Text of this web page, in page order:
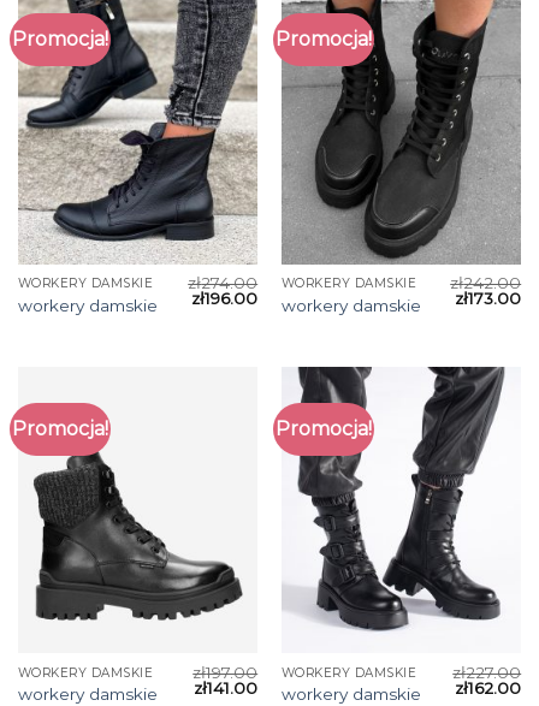
Promocja!
WORKERY DAMSKIE
workery damskie
zł274.00
zł196.00
Promocja!
WORKERY DAMSKIE
workery damskie
zł242.00
zł173.00
Promocja!
WORKERY DAMSKIE
workery damskie
zł197.00
zł141.00
Promocja!
WORKERY DAMSKIE
workery damskie
zł227.00
zł162.00